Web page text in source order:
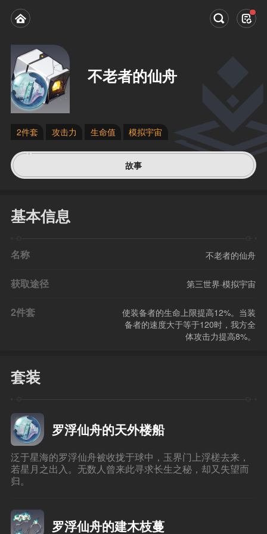
不老者的仙舟
2件套 攻击力 生命值 模拟宇宙
故事
基本信息
名称 不老者的仙舟
获取途径 第三世界·模拟宇宙
2件套
使装备者的生命上限提高12%。当装
备者的速度大于等于120时，我方全
体攻击力提高8%。
套装
罗浮仙舟的天外楼船
泛于星海的罗浮仙舟被收拢于球中，玉界门上浮槎去来，
若星月之出入。无数人曾来此寻求长生之秘，却又失望而
归。
罗浮仙舟的建木枝蔓